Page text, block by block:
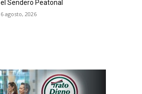
el Sendero Peatonal
6 agosto, 2026